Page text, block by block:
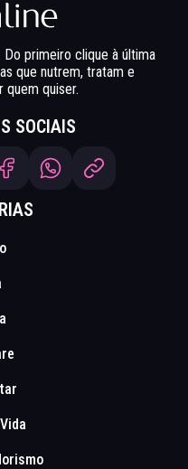
Do primeiro clique à última
que nutrem, tratam e
quem quiser.
SOCIAIS